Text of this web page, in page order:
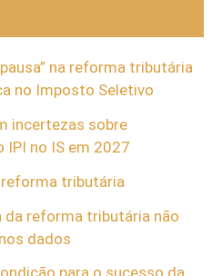
na reforma tributária
no Imposto Seletivo
incertezas sobre
IPI no IS em 2027
tributária
reforma tributária não
dados